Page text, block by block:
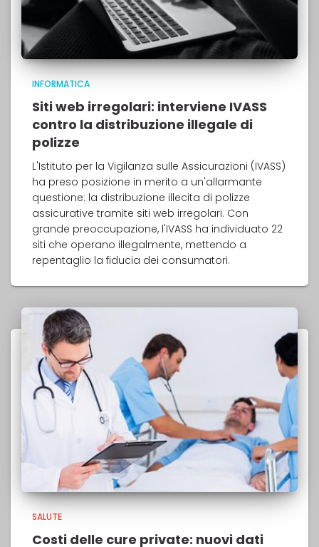
INFORMATICA
Siti web irregolari: interviene IVASS
contro la distribuzione illegale di
polizze
L'Istituto per la Vigilanza sulle Assicurazioni (IVASS)
ha preso posizione in merito a un'allarmante
questione: la distribuzione illecita di polizze
assicurative tramite siti web irregolari. Con
grande preoccupazione, l'IVASS ha individuato 22
siti che operano illegalmente, mettendo a
repentaglio la fiducia dei consumatori.
SALUTE
Costi delle cure private: nuovi dati